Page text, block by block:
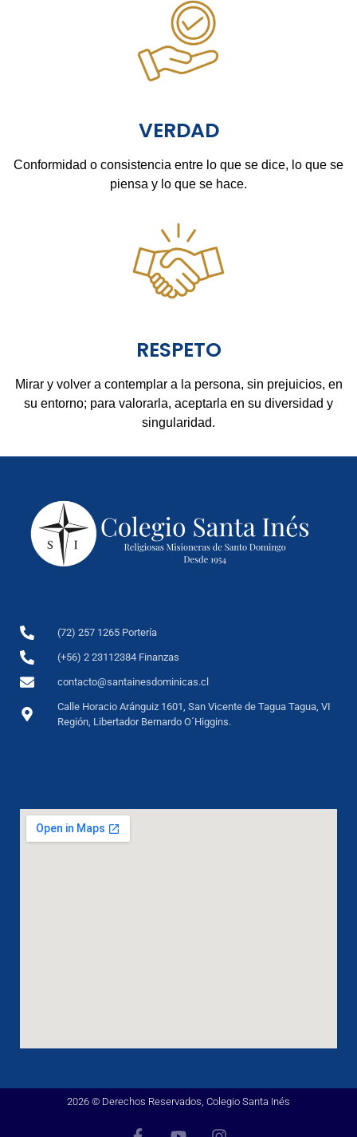
VERDAD
Conformidad o consistencia entre lo que se dice, lo que se
piensa y lo que se hace.
RESPETO
Mirar y volver a contemplar a la persona, sin prejuicios, en
su entorno; para valorarla, aceptarla en su diversidad y
singularidad.
(72) 257 1265 Portería
(+56) 2 23112384 Finanzas
contacto@santainesdominicas.cl
Calle Horacio Aránguiz 1601, San Vicente de Tagua Tagua, VI
Región, Libertador Bernardo O´Higgins.
2026 © Derechos Reservados, Colegio Santa Inés